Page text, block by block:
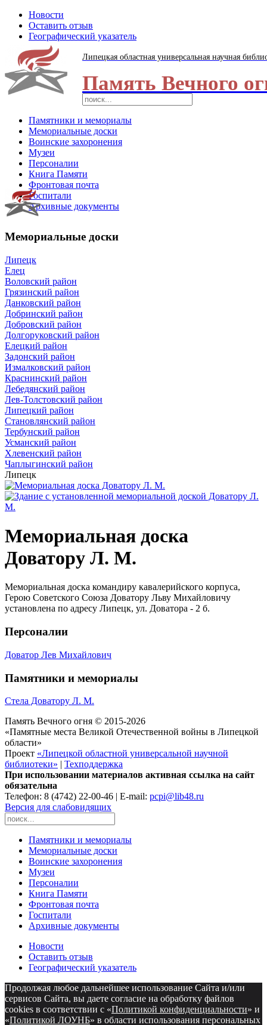
Новости
Оставить отзыв
Географический указатель
Липецкая областная универсальная научная
Память Вечного
Памятники и мемориалы
Мемориальные доски
Воинские захоронения
Музеи
Персоналии
Книга Памяти
Фронтовая почта
Госпитали
Архивные документы
Мемориальные доски
Липецк
Елец
Воловский район
Грязинский район
Данковский район
Добринский район
Добровский район
Долгоруковский район
Елецкий район
Задонский район
Измалковский район
Краснинский район
Лебедянский район
Лев-Толстовский район
Липецкий район
Становлянский район
Тербунский район
Усманский район
Хлевенский район
Чаплыгинский район
Липецк
Мемориальная доска
Доватору Л. М.
Мемориальная доска командиру кавалерийского корпуса,
Герою Советского Союза Доватору Льву Михайловичу
установлена по адресу Липецк, ул. Доватора - 2 б.
Персоналии
Доватор Лев Михайлович
Памятники и мемориалы
Стела Доватору Л. М.
Память Вечного огня © 2015-2026
«Памятные места Великой Отечественной войны в Липецкой
области»
Проект «Липецкой областной универсальной научной
библиотеки» | Техподдержка
При использовании материалов активная ссылка на сайт
обязательна
Телефон: 8 (4742) 22-00-46 | E-mail: pcpi@lib48.ru
Версия для слабовидящих
Памятники и мемориалы
Мемориальные доски
Воинские захоронения
Музеи
Персоналии
Книга Памяти
Фронтовая почта
Госпитали
Архивные документы
Новости
Оставить отзыв
Географический указатель
Продолжая любое дальнейшее использование Сайта и/или
сервисов Сайта, вы даете согласие на обработку файлов
cookies в соответствии с «Политикой конфиденциальности» и
«Политикой ЛОУНБ» в области использования персональных